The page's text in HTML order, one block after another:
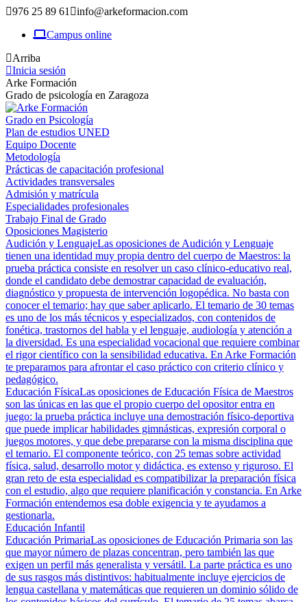
976 25 89 61
info@arkeformacion.com
Campus online
Arriba
Inicia sesión
Arke Formación
Grado de psicología en Zaragoza
Grado en Psicología
Plan de estudios UNED
Equipo Docente
Metodología
Prácticas de capacitación profesional
Actividades transversales
Admisión y matrícula
Especialidades profesionales
Trabajo Final de Grado
Oposiciones Magisterio
Audición y LenguajeLas oposiciones de Audición y Lenguaje
tienen una identidad muy propia dentro del cuerpo de Maestros: la
prueba práctica consiste en resolver un caso clínico-educativo real,
donde el candidato debe demostrar capacidad de evaluación,
diagnóstico y propuesta de intervención logopédica. No basta con
conocer el temario; hay que saber aplicarlo. El temario de 30 temas
es uno de los más técnicos y especializados, con contenidos de
fonética, trastornos del habla y el lenguaje, audiología y atención a
la diversidad. Es una especialidad vocacional que requiere combinar
el rigor científico con la sensibilidad educativa. En Arke Formación
te preparamos para afrontar el caso práctico con criterio clínico y
pedagógico.
Educación FísicaLas oposiciones de Educación Física de Maestros
son las únicas en las que el propio cuerpo del opositor entra en
juego: la prueba práctica incluye una demostración físico-deportiva
que puede implicar habilidades gimnásticas, expresión corporal o
juegos motores, y que debe prepararse con la misma disciplina que
el temario. El componente teórico, con 25 temas sobre actividad
física, salud, desarrollo motor y didáctica, es extenso y riguroso. El
gran reto de esta especialidad es compatibilizar la preparación física
con el estudio, algo que requiere planificación y constancia. En Arke
Formación entendemos esa doble exigencia y te ayudamos a
gestionarla.
Educación Infantil
Educación PrimariaLas oposiciones de Educación Primaria son las
que mayor número de plazas concentran, pero también las que
exigen un perfil más generalista y versátil. La parte práctica es uno
de sus rasgos más distintivos: habitualmente incluye ejercicios de
lengua castellana y matemáticas que requieren un dominio sólido de